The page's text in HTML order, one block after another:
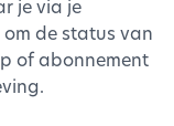
je via je
de status van
of abonnement